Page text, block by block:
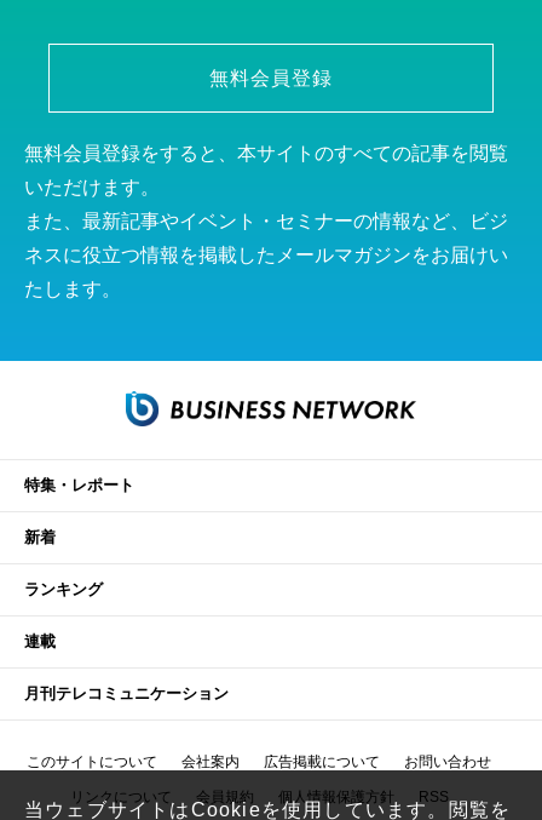
無料会員登録
無料会員登録をすると、本サイトのすべての記事を閲覧
いただけます。
また、最新記事やイベント・セミナーの情報など、ビジ
ネスに役立つ情報を掲載したメールマガジンをお届けい
たします。
特集・レポート
新着
ランキング
連載
月刊テレコミュニケーション
このサイトについて 会社案内 広告掲載について お問い合わせ
リンクについて 会員規約 個人情報保護方針 RSS
当ウェブサイトはCookieを使用しています。閲覧を